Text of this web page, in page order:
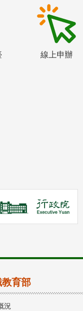
線上申辦
育部
況